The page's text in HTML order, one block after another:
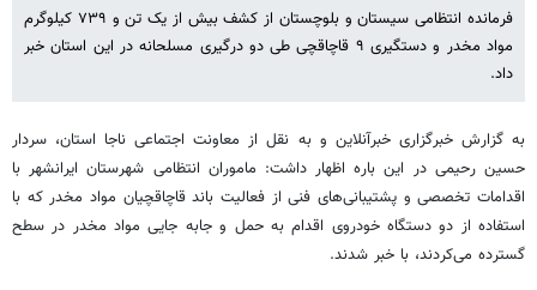
فرمانده انتظامی سیستان و بلوچستان از کشف بیش از یک تن و ۷۳۹ کیلوگرم
مواد مخدر و دستگیری ۹ قاچاقچی طی دو درگیری مسلحانه در این استان خبر
داد.
به گزارش خبرگزاری خبرآنلاین و به نقل از معاونت اجتماعی ناجا استان، سردار
حسین رحیمی در این باره اظهار داشت: ماموران انتظامی شهرستان ایرانشهر با
اقدامات تخصصی و پشتیبانی‌های فنی از فعالیت باند قاچاقچیان مواد مخدر که با
استفاده از دو دستگاه خودروی اقدام به حمل و جا‌به جایی مواد مخدر در سطح
گسترده می‌کردند، با خبر شدند.